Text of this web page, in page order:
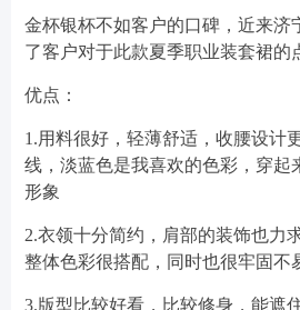
金杯银杯不如客户的口碑，近来济
了客户对于此款夏季职业装套裙的
优点：
1.用料很好，轻薄舒适，收腰设计
线，淡蓝色是我喜欢的色彩，穿起
形象
2.衣领十分简约，肩部的装饰也力
整体色彩很搭配，同时也很牢固不
3.版型比较好看，比较修身，能遮